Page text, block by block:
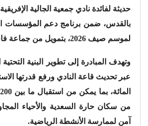
حديثة لفائدة نادي جمعية الجالية
بالقدس، ضمن برنامج دعم المؤسسات
لموسم صيف 2026، بتمويل من جماعة فاس.
وتهدف المبادرة إلى تطوير البنية التحتية
من سكان حارة السعدية والأحياء
آمن لممارسة الأنشطة الرياضية.